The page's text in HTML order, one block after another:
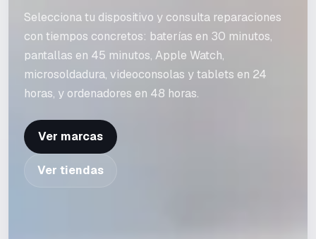
Selecciona tu dispositivo y consulta reparaciones
con tiempos concretos: baterías en 30 minutos,
pantallas en 45 minutos, Apple Watch,
microsoldadura, videoconsolas y tablets en 24
horas, y ordenadores en 48 horas.
Ver marcas
Ver tiendas